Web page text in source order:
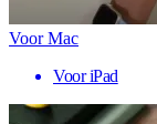
Voor Mac
Voor iPad